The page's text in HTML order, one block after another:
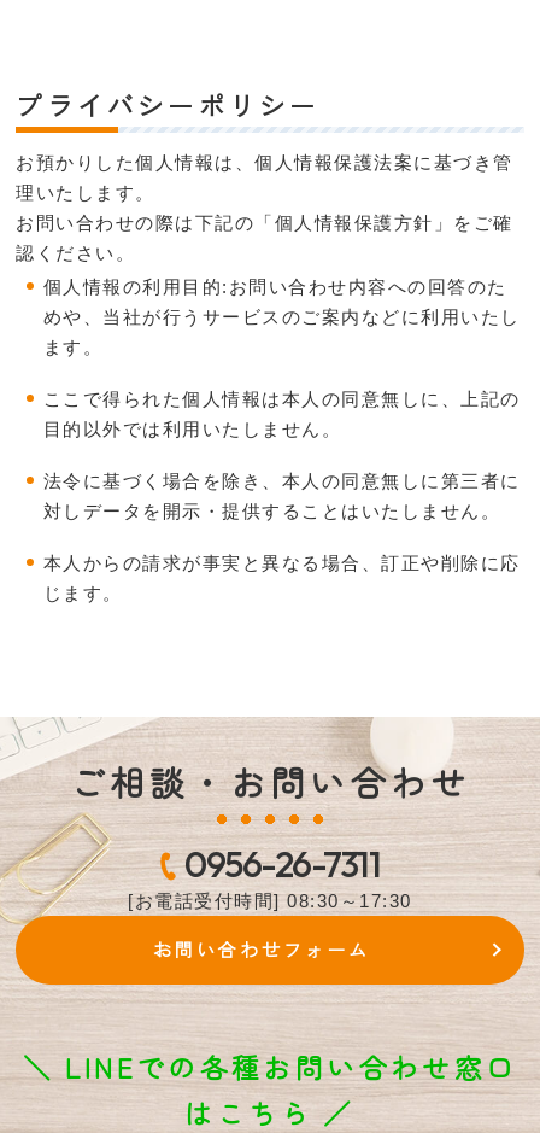
プライバシーポリシー
お預かりした個人情報は、個人情報保護法案に基づき管
理いたします。
お問い合わせの際は下記の「個人情報保護方針」をご確
認ください。
個人情報の利用目的:お問い合わせ内容への回答のた
めや、当社が行うサービスのご案内などに利用いたし
ます。
ここで得られた個人情報は本人の同意無しに、上記の
目的以外では利用いたしません。
法令に基づく場合を除き、本人の同意無しに第三者に
対しデータを開示・提供することはいたしません。
本人からの請求が事実と異なる場合、訂正や削除に応
じます。
ご相談・お問い合わせ
0956-26-7311
[お電話受付時間] 08:30～17:30
お問い合わせフォーム
＼ LINEでの各種お問い合わせ窓口
はこちら ／